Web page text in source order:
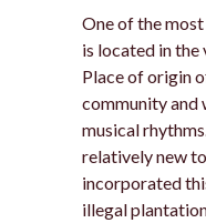
One of the
is located in the
Place of origin
community and
musical
relatively new
incorporated
illegal